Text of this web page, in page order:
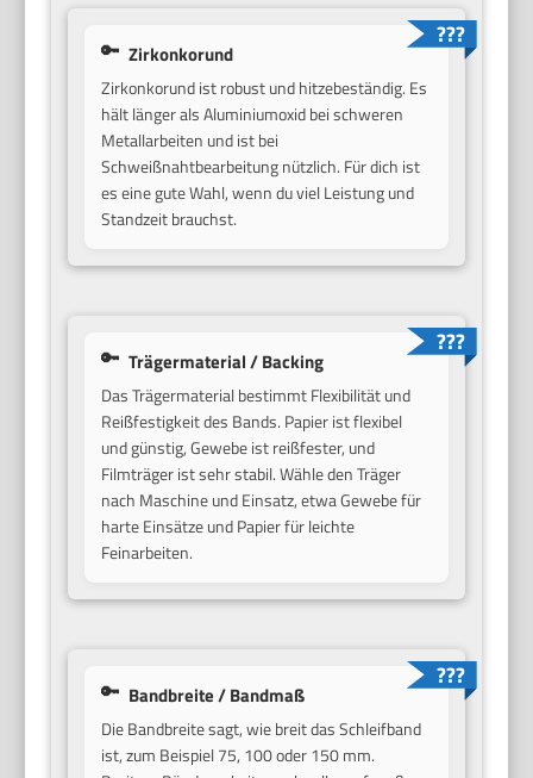
Zirkonkorund
Zirkonkorund ist robust und hitzebeständig. Es
hält länger als Aluminiumoxid bei schweren
Metallarbeiten und ist bei
Schweißnahtbearbeitung nützlich. Für dich ist
es eine gute Wahl, wenn du viel Leistung und
Standzeit brauchst.
Trägermaterial / Backing
Das Trägermaterial bestimmt Flexibilität und
Reißfestigkeit des Bands. Papier ist flexibel
und günstig, Gewebe ist reißfester, und
Filmträger ist sehr stabil. Wähle den Träger
nach Maschine und Einsatz, etwa Gewebe für
harte Einsätze und Papier für leichte
Feinarbeiten.
Bandbreite / Bandmaß
Die Bandbreite sagt, wie breit das Schleifband
ist, zum Beispiel 75, 100 oder 150 mm.